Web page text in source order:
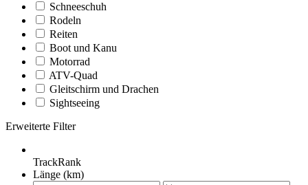
Schneeschuh
Rodeln
Reiten
Boot und Kanu
Motorrad
ATV-Quad
Gleitschirm und Drachen
Sightseeing
Erweiterte Filter
TrackRank
Länge (km)